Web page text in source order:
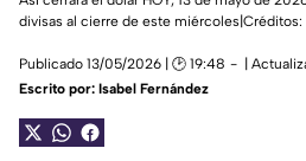
divisas al cierre de este miércoles|Créditos:
Publicado 13/05/2026 | 🕑 19:48 |
Escrito por: Isabel Fernández